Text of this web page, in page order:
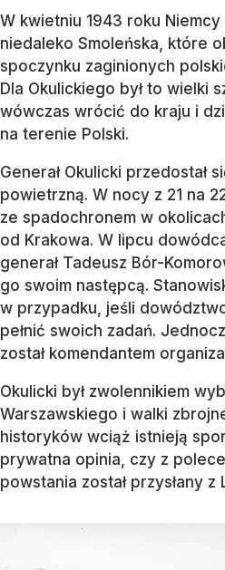
W kwietniu 1943 roku
niedaleko Smoleńska, które
spoczynku zaginionych
Dla Okulickiego był to wielki
wówczas wrócić do kraju i
na terenie Polski.
Generał Okulicki przedostał
powietrzną. W nocy z 21 na
ze spadochronem w
od Krakowa. W lipcu
generał Tadeusz Bór-
go swoim następcą.
w przypadku, jeśli
pełnić swoich zadań.
został komendantem
Okulicki był zwolennikiem
Warszawskiego i walki
historyków wciąż istnieją
prywatna opinia, czy z
powstania został przysłany z